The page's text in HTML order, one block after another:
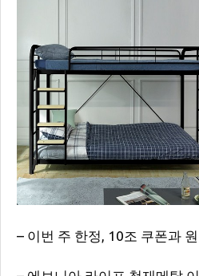
– 이번 주 한정, 10조 쿠폰과